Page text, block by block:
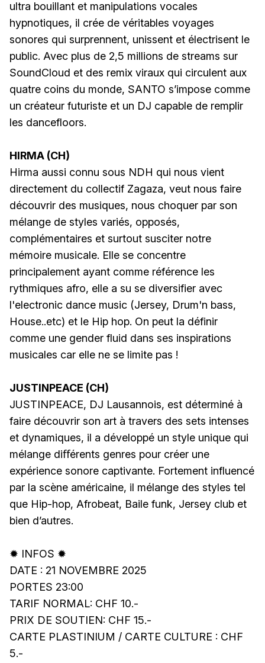
ultra bouillant et manipulations vocales
hypnotiques, il crée de véritables voyages
sonores qui surprennent, unissent et électrisent le
public. Avec plus de 2,5 millions de streams sur
SoundCloud et des remix viraux qui circulent aux
quatre coins du monde, SANTO s’impose comme
un créateur futuriste et un DJ capable de remplir
les dancefloors.
HIRMA (CH)
Hirma aussi connu sous NDH qui nous vient
directement du collectif Zagaza, veut nous faire
découvrir des musiques, nous choquer par son
mélange de styles variés, opposés,
complémentaires et surtout susciter notre
mémoire musicale. Elle se concentre
principalement ayant comme référence les
rythmiques afro, elle a su se diversifier avec
l'electronic dance music (Jersey, Drum'n bass,
House..etc) et le Hip hop. On peut la définir
comme une gender fluid dans ses inspirations
musicales car elle ne se limite pas !
JUSTINPEACE (CH)
JUSTINPEACE, DJ Lausannois, est déterminé à
faire découvrir son art à travers des sets intenses
et dynamiques, il a développé un style unique qui
mélange diﬀérents genres pour créer une
expérience sonore captivante. Fortement influencé
par la scène américaine, il mélange des styles tel
que Hip-hop, Afrobeat, Baile funk, Jersey club et
bien d’autres.
✹ INFOS ✹
DATE : 21 NOVEMBRE 2025
PORTES 23:00
TARIF NORMAL: CHF 10.-
PRIX DE SOUTIEN: CHF 15.-
CARTE PLASTINIUM / CARTE CULTURE : CHF
5.-